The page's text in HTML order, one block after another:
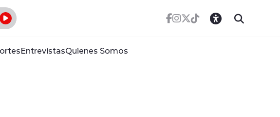
EntrevistasQuienes Somos